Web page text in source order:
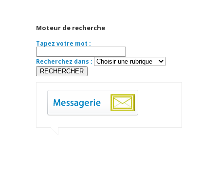
Moteur de recherche
Tapez votre mot :
Recherchez dans :